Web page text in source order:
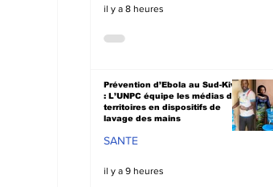
il y a 8 heures
Prévention d’Ebola au Sud-Kivu
: L’UNPC équipe les médias de
territoires en dispositifs de
lavage des mains
SANTE
il y a 9 heures